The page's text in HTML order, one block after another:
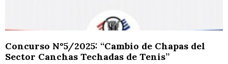
Concurso N°5/2025: “Cambio de Chapas del
Sector Canchas Techadas de Tenis”